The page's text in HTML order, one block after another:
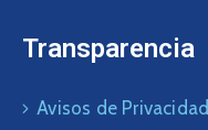
Transparencia
Avisos de Privacidad